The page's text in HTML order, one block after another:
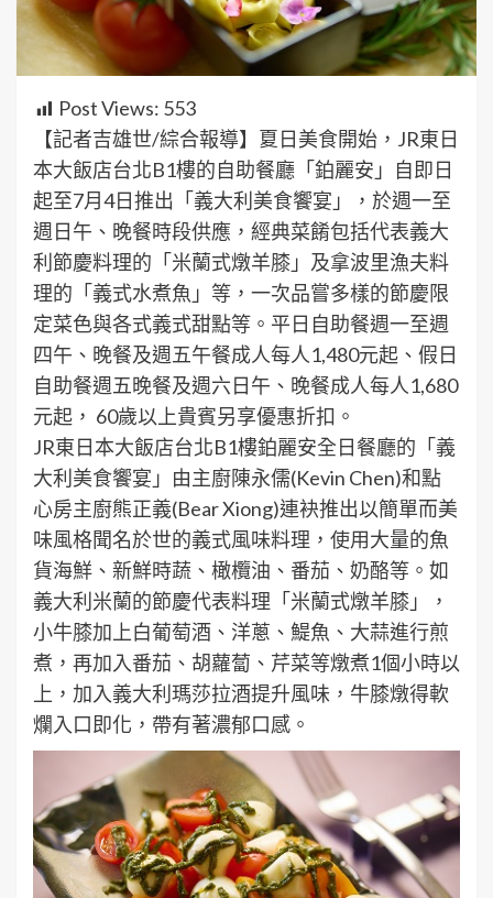
Post Views: 553
【記者吉雄世/綜合報導】夏日美食開始，JR東日
本大飯店台北B1樓的自助餐廳「鉑麗安」自即日
起至7月4日推出「義大利美食饗宴」，於週一至
週日午、晚餐時段供應，經典菜餚包括代表義大
利節慶料理的「米蘭式燉羊膝」及拿波里漁夫料
理的「義式水煮魚」等，一次品嘗多樣的節慶限
定菜色與各式義式甜點等。平日自助餐週一至週
四午、晚餐及週五午餐成人每人1,480元起、假日
自助餐週五晚餐及週六日午、晚餐成人每人1,680
元起， 60歲以上貴賓另享優惠折扣。
JR東日本大飯店台北B1樓鉑麗安全日餐廳的「義
大利美食饗宴」由主廚陳永儒(Kevin Chen)和點
心房主廚熊正義(Bear Xiong)連袂推出以簡單而美
味風格聞名於世的義式風味料理，使用大量的魚
貨海鮮、新鮮時蔬、橄欖油、番茄、奶酪等。如
義大利米蘭的節慶代表料理「米蘭式燉羊膝」，
小牛膝加上白葡萄酒、洋蔥、鯷魚、大蒜進行煎
煮，再加入番茄、胡蘿蔔、芹菜等燉煮1個小時以
上，加入義大利瑪莎拉酒提升風味，牛膝燉得軟
爛入口即化，帶有著濃郁口感。